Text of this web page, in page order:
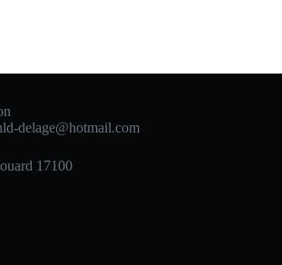
delage@hotmail.com
17100